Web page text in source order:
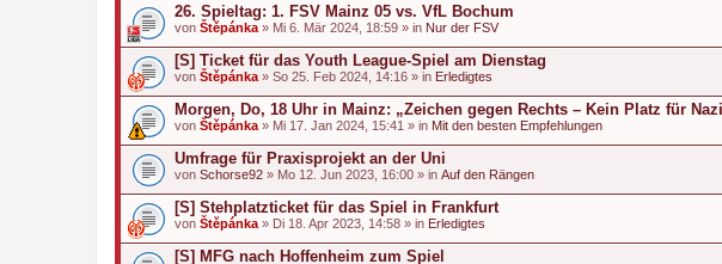
26. Spieltag: 1. FSV Mainz 05 vs. VfL Bochum
von Štěpánka » Mi 6. Mär 2024, 18:59 » in Nur der FSV
[S] Ticket für das Youth League-Spiel am Dienstag
von Štěpánka » So 25. Feb 2024, 14:16 » in Erledigtes
Morgen, Do, 18 Uhr in Mainz: „Zeichen gegen Rechts – Kein Platz für
von Štěpánka » Mi 17. Jan 2024, 15:41 » in Mit den besten Empfehlungen
Umfrage für Praxisprojekt an der Uni
von Schorse92 » Mo 12. Jun 2023, 16:00 » in Auf den Rängen
[S] Stehplatzticket für das Spiel in Frankfurt
von Štěpánka » Di 18. Apr 2023, 14:58 » in Erledigtes
[S] MFG nach Hoffenheim zum Spiel